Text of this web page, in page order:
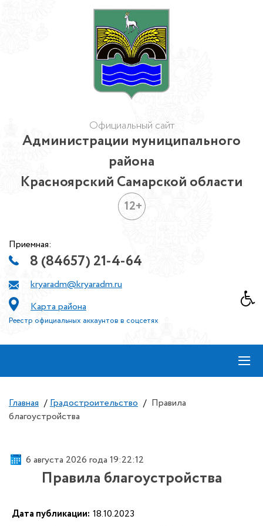
Официальный сайт
Администрации муниципального
района
Красноярский Самарской области
12+
Приемная:
8 (84657) 21-4-64
kryaradm@kryaradm.ru
Карта района
Реестр официальных аккаунтов в соцсетях
≡
Главная / Градостроительство / Правила
благоустройства
6 августа 2026 года 19:22:12
Правила благоустройства
Дата публикации: 18.10.2023